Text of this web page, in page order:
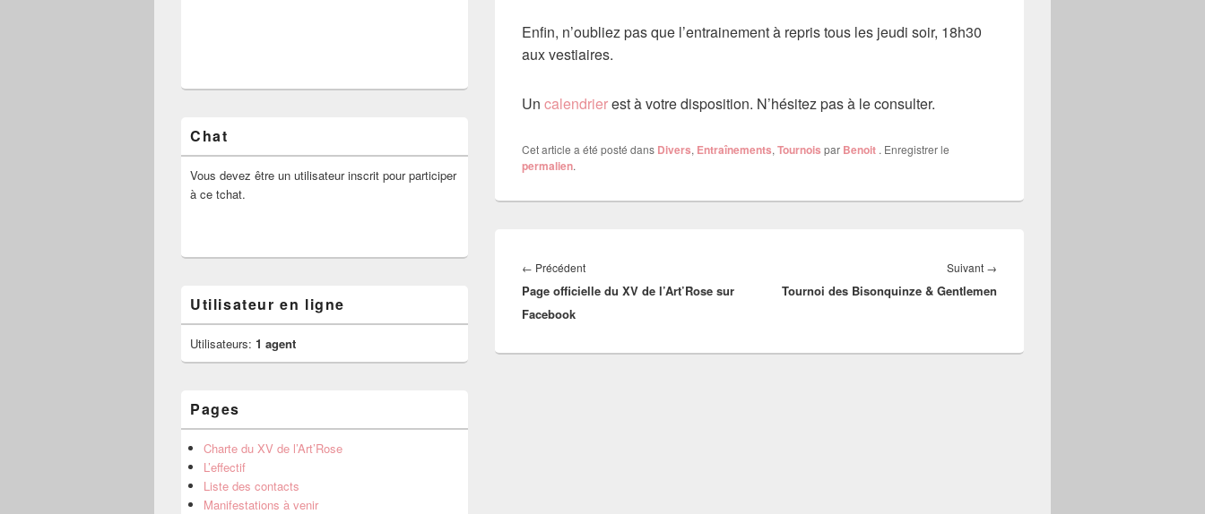
Enfin, n’oubliez pas que l’entrainement à repris tous les jeudi soir, 18h30
aux vestiaires.
Un calendrierest à votre disposition. N’hésitez pas à le consulter.
Cet article a été posté dans Divers, Entraînements, Tournois par Benoit . Enregistrer le
permalien.
de
l’article
← PrécédentArticle
précédent :
Page officielle du XV de l’Art’Rose sur
Facebook
Suivant →
Tournoi des Bisonquinze & Gentlemen
Chat
Vous devez être un utilisateur inscrit pour participer
à ce tchat.
Utilisateur en ligne
Utilisateurs: 1 agent
Pages
Charte du XV de l’Art’Rose
L’effectif
Liste des contacts
Manifestations à venir